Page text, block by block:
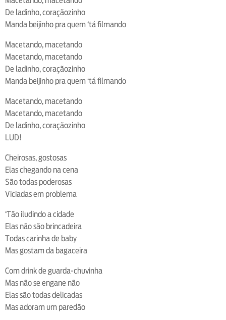
De ladinho, coraçãozinho
Manda beijinho pra quem ‘tá filmando
Macetando, macetando
Macetando, macetando
De ladinho, coraçãozinho
Manda beijinho pra quem ‘tá filmando
Macetando, macetando
Macetando, macetando
De ladinho, coraçãozinho
LUD!
Cheirosas, gostosas
Elas chegando na cena
São todas poderosas
Viciadas em problema
‘Tão iludindo a cidade
Elas não são brincadeira
Todas carinha de baby
Mas gostam da bagaceira
Com drink de guarda-chuvinha
Mas não se engane não
Elas são todas delicadas
Mas adoram um paredão